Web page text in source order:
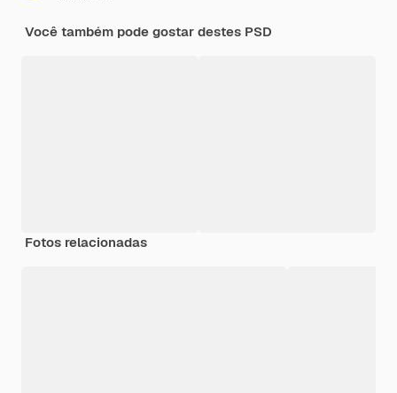
Você também pode gostar destes PSD
Fotos relacionadas